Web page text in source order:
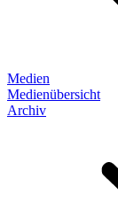
Medien
Medienübersicht
Archiv